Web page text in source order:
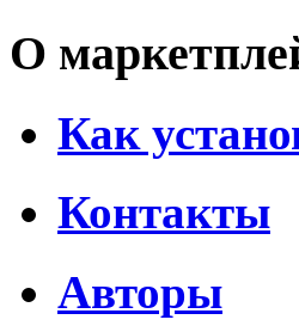
О
Как
Контакты
Авторы